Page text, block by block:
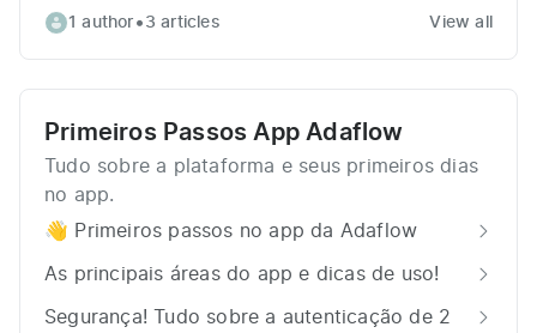
1 author • 3 articles View all
Primeiros Passos App Adaflow
Tudo sobre a plataforma e seus primeiros dias
no app.
👋 Primeiros passos no app da Adaflow
As principais áreas do app e dicas de uso!
Segurança! Tudo sobre a autenticação de 2